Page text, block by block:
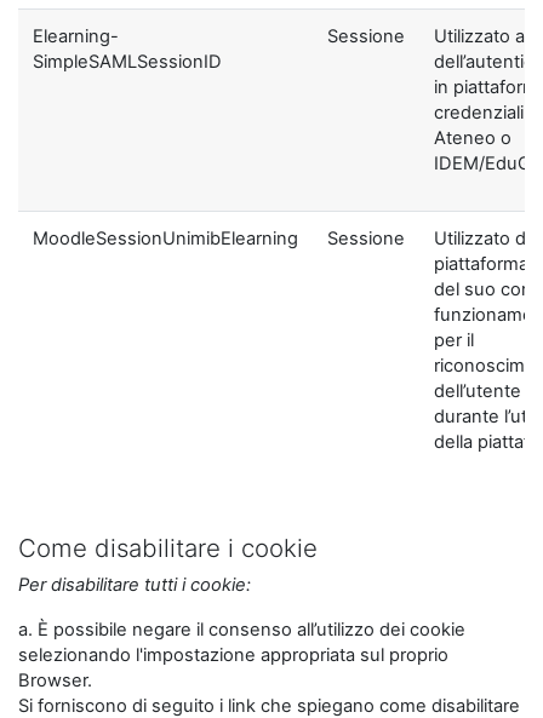
Elearning-
SimpleSAMLSessionID
Sessione
Utilizzato ai
in
credenziali di
Ateneo o
IDEM/
MoodleSessionUnimibElearning Sessione
Utilizzato
piattaforma
del suo
per il
dell’utente
durante
della
Come disabilitare i cookie
Per disabilitare tutti i cookie:
a. È possibile negare il consenso all’utilizzo dei cookie
selezionando l'impostazione appropriata sul proprio
Browser.
Si forniscono di seguito i link che spiegano come disabilitare